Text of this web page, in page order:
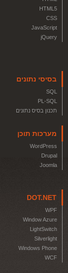
HTML5
CSS
JavaScript
jQuery
בסיסי נתונים
SQL
PL-SQL
תכנון בסיס נתונים
מערכות תוכן
WordPress
Drupal
Joomla
DOT.NET
WPF
Window Azure
LightSwitch
Silverlight
Windows Phone
WCF